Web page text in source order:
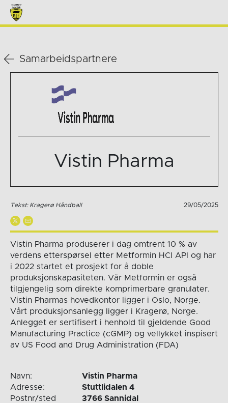
Samarbeidspartnere
Vistin Pharma
Tekst: Kragerø Håndball 29/05/2025
Vistin Pharma produserer i dag omtrent 10 % av
verdens etterspørsel etter Metformin HCl API og har
i 2022 startet et prosjekt for å doble
produksjonskapasiteten. Vår Metformin er også
tilgjengelig som direkte komprimerbare granulater.
Vistin Pharmas hovedkontor ligger i Oslo, Norge.
Vårt produksjonsanlegg ligger i Kragerø, Norge.
Anlegget er sertifisert i henhold til gjeldende Good
Manufacturing Practice (cGMP) og vellykket inspisert
av US Food and Drug Administration (FDA)
Navn:
Vistin Pharma
Adresse:
Stuttlidalen 4
Postnr/sted
3766 Sannidal